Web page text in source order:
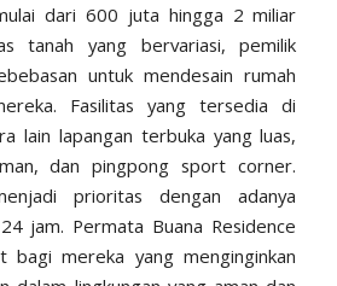
dari 600 juta hingga 2 miliar
tanah yang bervariasi, pemilik
untuk mendesain rumah
Fasilitas yang tersedia di
lain lapangan terbuka yang luas,
dan pingpong sport corner.
prioritas dengan adanya
jam. Permata Buana Residence
bagi mereka yang menginginkan